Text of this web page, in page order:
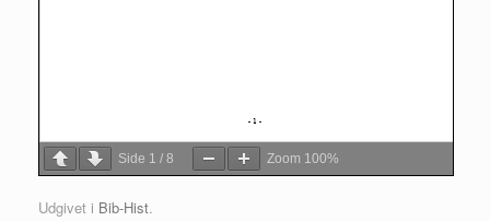
Side 1 / 8 Zoom 100%
Udgivet i Bib-Hist.